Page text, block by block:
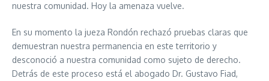
nuestra comunidad. Hoy la amenaza vuelve.
En su momento la jueza Rondón rechazó pruebas claras que
demuestran nuestra permanencia en este territorio y
desconoció a nuestra comunidad como sujeto de derecho.
Detrás de este proceso está el abogado Dr. Gustavo Fiad,